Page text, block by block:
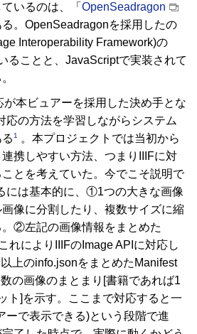
いるのは、「 OpenSeadragon
。 OpenSeadragonを採用したの
Interoperability Framework)の
ることと、 JavaScriptで実装されて
が本ビュアーを採用した決め手とな
応の方法を学習しながらシステム
1
。本プロジェクトでは当初から
携しやすい方法、つまり
IIIFに対
とを考えていた。今でこそ説明で
には基本的に、①1つの大きな画像
像に分割したり、複数サイズに縮
②左記の画像情報をまとめた
れにより IIIFの Image API に対応し
上のinfo.jsonをまとめた Manifest
の画像のまとまり[書籍であれば1
ト]を示す。ここまで対応すると一
ーで表示できる)という段階で進